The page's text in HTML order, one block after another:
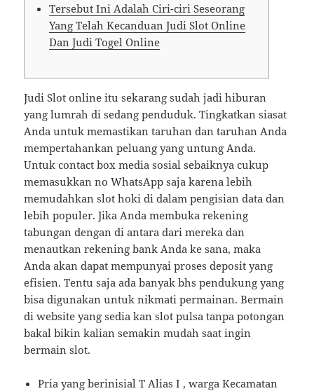
Tersebut Ini Adalah Ciri-ciri Seseorang
Yang Telah Kecanduan Judi Slot Online
Dan Judi Togel Online
Judi Slot online itu sekarang sudah jadi hiburan
yang lumrah di sedang penduduk. Tingkatkan siasat
Anda untuk memastikan taruhan dan taruhan Anda
mempertahankan peluang yang untung Anda.
Untuk contact box media sosial sebaiknya cukup
memasukkan no WhatsApp saja karena lebih
memudahkan slot hoki di dalam pengisian data dan
lebih populer. Jika Anda membuka rekening
tabungan dengan di antara dari mereka dan
menautkan rekening bank Anda ke sana, maka
Anda akan dapat mempunyai proses deposit yang
efisien. Tentu saja ada banyak bhs pendukung yang
bisa digunakan untuk nikmati permainan. Bermain
di website yang sedia kan slot pulsa tanpa potongan
bakal bikin kalian semakin mudah saat ingin
bermain slot.
Pria yang berinisial T Alias I , warga Kecamatan